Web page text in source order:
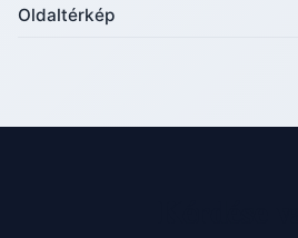
Oldaltérkép